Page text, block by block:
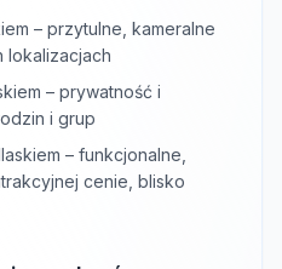
– przytulne, kameralne
lokalizacjach
– prywatność i
i grup
– funkcjonalne,
cenie, blisko